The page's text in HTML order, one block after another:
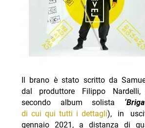
Il brano è stato scritto da
dal produttore Filippo
secondo album solista
di cui qui tutti i dettagli), in
gennaio 2021, a distanza di